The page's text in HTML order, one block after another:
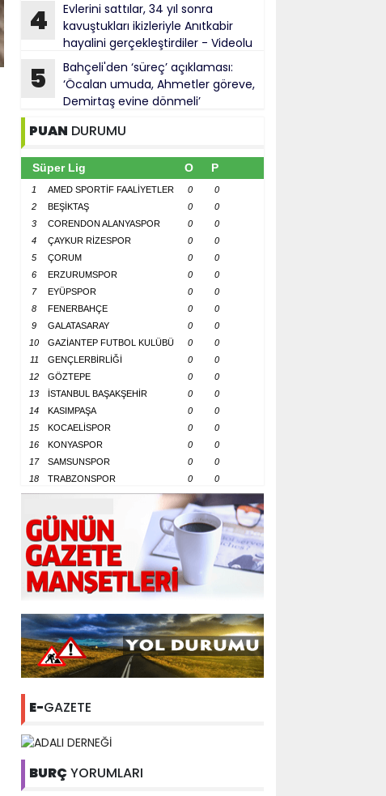
4
Evlerini sattılar, 34 yıl sonra
kavuştukları ikizleriyle Anıtkabir
hayalini gerçekleştirdiler - Videolu
5
Bahçeli'den ‘süreç’ açıklaması:
‘Öcalan umuda, Ahmetler göreve,
Demirtaş evine dönmeli’
PUAN DURUMU
Süper Lig O P
1 AMED SPORTİF FAALİYETLER 0
0
2
BEŞİKTAŞ 0
0
3
CORENDON ALANYASPOR 0
0
4
ÇAYKUR RİZESPOR 0
0
5
ÇORUM 0
0
6
ERZURUMSPOR 0
0
7
EYÜPSPOR 0
0
8
FENERBAHÇE 0
0
9
GALATASARAY 0
0
10
GAZİANTEP FUTBOL KULÜBÜ 0
0
11
GENÇLERBİRLİĞİ 0
0
12
GÖZTEPE 0
0
13
İSTANBUL BAŞAKŞEHİR 0
0
14
KASIMPAŞA 0
0
15
KOCAELİSPOR 0
0
16
KONYASPOR 0
0
17
SAMSUNSPOR 0
0
18
TRABZONSPOR 0 0
E-GAZETE
BURÇ YORUMLARI